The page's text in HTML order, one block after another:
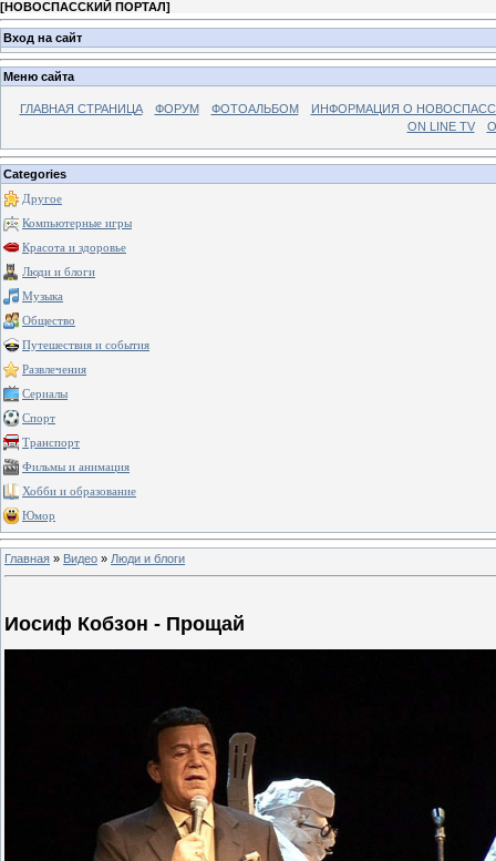
[НОВОСПАССКИЙ ПОРТАЛ]
Вход на сайт
Меню сайта
ГЛАВНАЯ СТРАНИЦА ФОРУМ ФОТОАЛЬБОМ
ИНФОРМАЦИЯ О
ON LINE TV
Categories
Другое
Компьютерные игры
Красота и здоровье
Люди и блоги
Музыка
Общество
Путешествия и события
Развлечения
Сериалы
Спорт
Транспорт
Фильмы и анимация
Хобби и образование
Юмор
Главная » Видео » Люди и блоги
Иосиф Кобзон - Прощай